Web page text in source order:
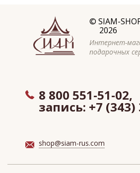
© SIAM-
2026
Интернет-
подарочных
8 800 551-51-02,
запись: +7 (343)
shop@siam-rus.com